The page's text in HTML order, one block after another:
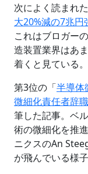
次によく読まれ
大20%減の7兆
これはブロガー
造装置業界はあ
着くと見ている。
第3位の「半導体
微細化責任者辞
筆した記事。ベ
術の微細化を推
ニクスのAn
が飛んでいる様